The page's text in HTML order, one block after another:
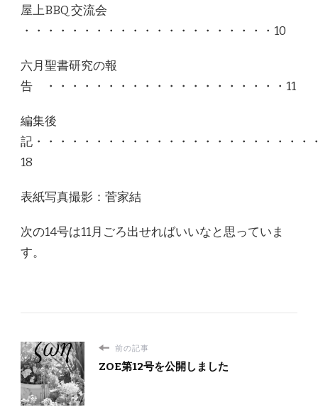
屋上BBQ 交流会
・・・・・・・・・・・・・・・・・・・・・10
六月聖書研究の報
告 ・・・・・・・・・・・・・・・・・・・・11
編集後
記・・・・・・・・・・・・・・・・・・・・・・・
18
表紙写真撮影：菅家結
次の14号は11月ごろ出せればいいなと思っていま
す。
前の記事
ZOE第12号を公開しました